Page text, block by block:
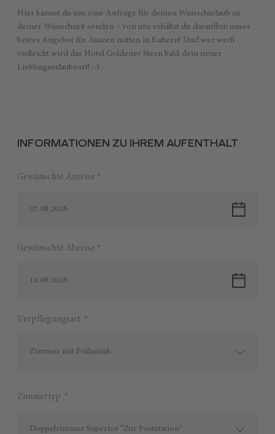
Hier kannst du uns eine Anfrage für deinen Wunschurlaub zu
deiner Wunschzeit senden – von uns erhältst du daraufhin unser
bestes Angebot für Auszeit mitten in Kaltern! Und wer weiß …
vielleicht wird das Hotel Goldener Stern bald dein neuer
Lieblingsurlaubsort! :-)
INFORMATIONEN ZU IHREM AUFENTHALT
Gewünschte Anreise *
07.08.2026
Gewünschte Abreise *
14.08.2026
Verpflegungsart *
Zimmer mit Frühstück
Zimmertyp *
Doppelzimmer Superior "Zur Poststation"